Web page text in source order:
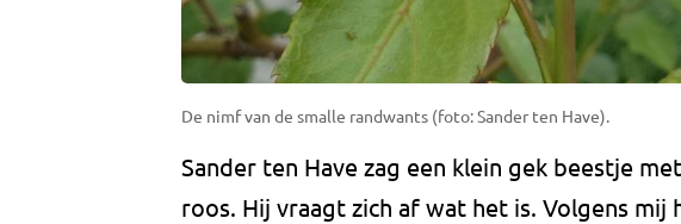
De nimf van de smalle randwants (foto: Sander ten Have).
Sander ten Have zag een klein gek beestje
roos. Hij vraagt zich af wat het is. Volgens mij